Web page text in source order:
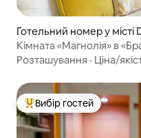
Готельний номер у місті
Кімната «Магнолія» в
Розташування · Ціна/
Топ вибір гостей
Вибір гостей